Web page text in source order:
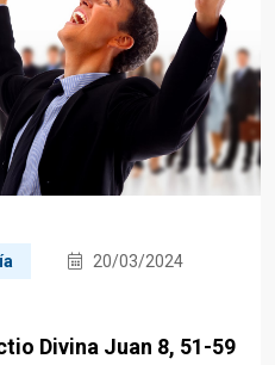
20/03/2024
Divina Juan 8, 51-59